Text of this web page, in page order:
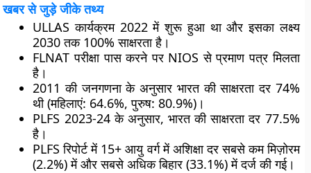
खबर से जुड़े जीके तथ्य
ULLAS कार्यक्रम 2022 में शुरू हुआ था और इसका लक्ष्य
2030 तक 100% साक्षरता है।
FLNAT परीक्षा पास करने पर NIOS से प्रमाण पत्र मिलता
है।
2011 की जनगणना के अनुसार भारत की साक्षरता दर 74%
थी (महिलाएं: 64.6%, पुरुष: 80.9%)।
PLFS 2023-24 के अनुसार, भारत की साक्षरता दर 77.5%
है।
PLFS रिपोर्ट में 15+ आयु वर्ग में अशिक्षा दर सबसे कम मिज़ोरम
(2.2%) में और सबसे अधिक बिहार (33.1%) में दर्ज की गई।